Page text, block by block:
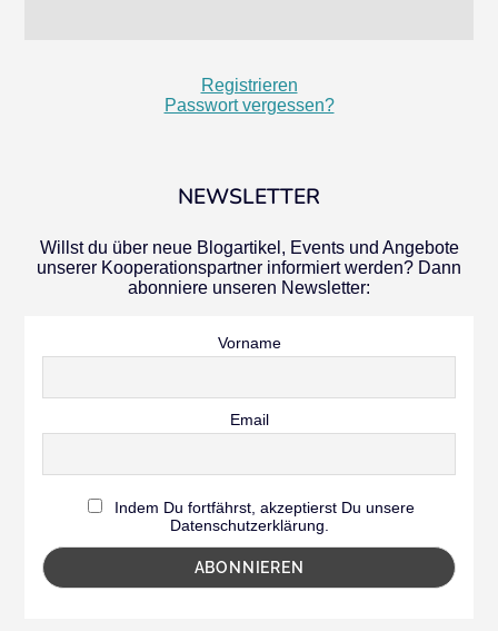
Registrieren
Passwort vergessen?
NEWSLETTER
Willst du über neue Blogartikel, Events und Angebote
unserer Kooperationspartner informiert werden? Dann
abonniere unseren Newsletter:
Vorname
Email
Indem Du fortfährst, akzeptierst Du unsere
Datenschutzerklärung.